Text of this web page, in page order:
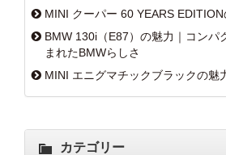
MINI クーパー 60 YEARS EDITION
BMW 130i（E87）の魅力｜コンパ
まれたBMWらしさ
MINI エニグマチックブラックの魅
カテゴリー